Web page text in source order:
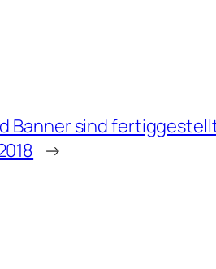
Banner sind
→